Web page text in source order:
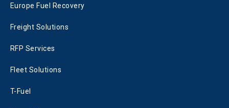
Europe Fuel Recovery
Freight Solutions
RFP Services
Fleet Solutions
T-Fuel